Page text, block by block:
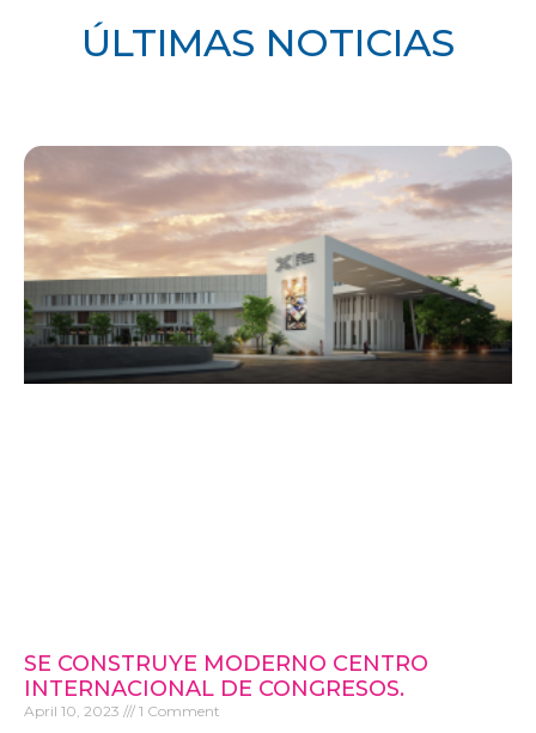
ÚLTIMAS NOTICIAS
SE CONSTRUYE MODERNO CENTRO
INTERNACIONAL DE CONGRESOS.
April 10, 2023 1 Comment